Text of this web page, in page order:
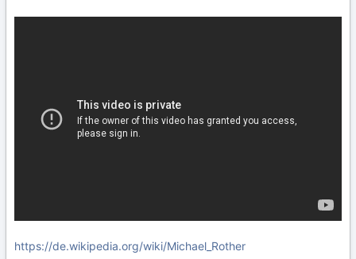
https://de.wikipedia.org/wiki/Michael_Rother